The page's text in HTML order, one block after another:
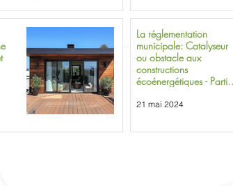
La réglementation
municipale: Catalyseur
ou obstacle aux
constructions
écoénergétiques - Partie
21 mai 2024